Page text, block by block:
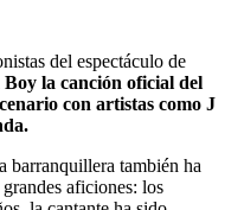
del espectáculo de
la canción oficial del
con artistas como J
barranquillera también ha
aficiones: los